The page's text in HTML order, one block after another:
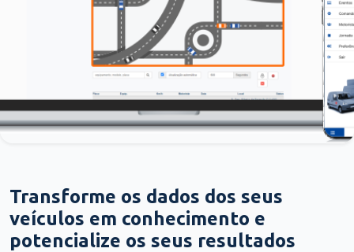
Transforme os dados dos seus
veículos em conhecimento e
potencialize os seus resultados